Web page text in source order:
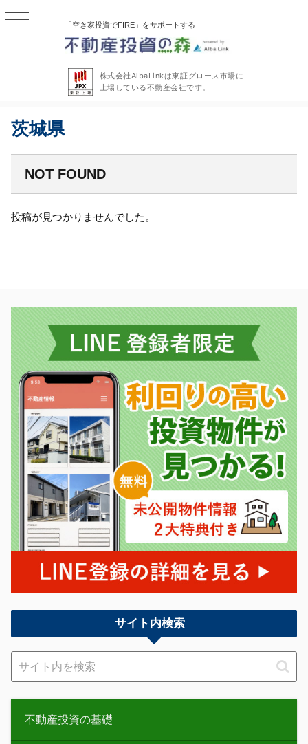
「空き家投資でFIRE」をサポートする
株式会社AlbaLinkは東証グロース市場に
上場している不動産会社です。
茨城県
NOT FOUND
投稿が見つかりませんでした。
サイト内検索
不動産投資の基礎